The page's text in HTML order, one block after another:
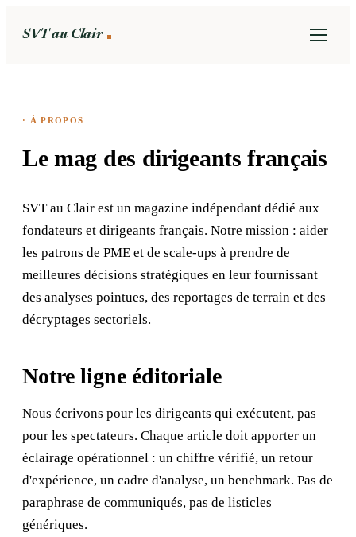
SVT au Clair
· À PROPOS
Le mag des dirigeants français
SVT au Clair est un magazine indépendant dédié aux
fondateurs et dirigeants français. Notre mission : aider
les patrons de PME et de scale-ups à prendre de
meilleures décisions stratégiques en leur fournissant
des analyses pointues, des reportages de terrain et des
décryptages sectoriels.
Notre ligne éditoriale
Nous écrivons pour les dirigeants qui exécutent, pas
pour les spectateurs. Chaque article doit apporter un
éclairage opérationnel : un chiffre vérifié, un retour
d'expérience, un cadre d'analyse, un benchmark. Pas de
paraphrase de communiqués, pas de listicles
génériques.